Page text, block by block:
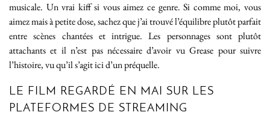
musicale. Un vrai kiff si vous aimez ce genre. Si comme moi, vous
aimez mais à petite dose, sachez que j’ai trouvé l’équilibre plutôt parfait
entre scènes chantées et intrigue. Les personnages sont plutôt
attachants et il n’est pas nécessaire d’avoir vu Grease pour suivre
l’histoire, vu qu’il s’agit ici d’un préquelle.
LE FILM REGARDÉ EN MAI SUR LES
PLATEFORMES DE STREAMING